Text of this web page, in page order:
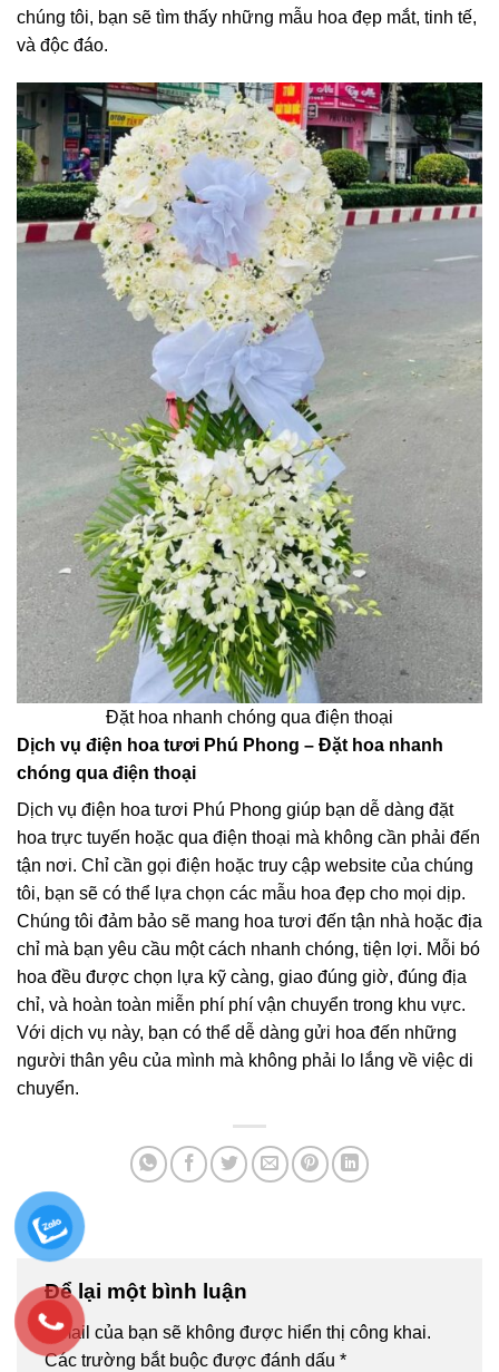
chúng tôi, bạn sẽ tìm thấy những mẫu hoa đẹp mắt, tinh tế,
và độc đáo.
Đặt hoa nhanh chóng qua điện thoại
Dịch vụ điện hoa tươi Phú Phong – Đặt hoa nhanh
chóng qua điện thoại
Dịch vụ điện hoa tươi Phú Phong giúp bạn dễ dàng đặt
hoa trực tuyến hoặc qua điện thoại mà không cần phải đến
tận nơi. Chỉ cần gọi điện hoặc truy cập website của chúng
tôi, bạn sẽ có thể lựa chọn các mẫu hoa đẹp cho mọi dịp.
Chúng tôi đảm bảo sẽ mang hoa tươi đến tận nhà hoặc địa
chỉ mà bạn yêu cầu một cách nhanh chóng, tiện lợi. Mỗi bó
hoa đều được chọn lựa kỹ càng, giao đúng giờ, đúng địa
chỉ, và hoàn toàn miễn phí phí vận chuyển trong khu vực.
Với dịch vụ này, bạn có thể dễ dàng gửi hoa đến những
người thân yêu của mình mà không phải lo lắng về việc di
chuyển.
Để lại một bình luận
Email của bạn sẽ không được hiển thị công khai.
Các trường bắt buộc được đánh dấu *